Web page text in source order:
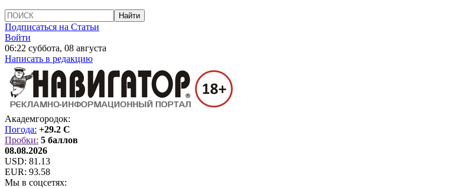
Подписаться на Статьи
Войти
06:22 суббота, 08 августа
Написать в редакцию
Академгородок:
Погода: +29.2 C
Пробки: 5 баллов
08.08.2026
USD: 81.13
EUR: 93.58
Мы в соцсетях: